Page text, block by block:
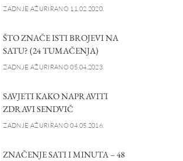
ZADNJE AŽURIRANO 11.02.2020.
ŠTO ZNAČE ISTI BROJEVI NA
SATU? (24 TUMAČENJA)
ZADNJE AŽURIRANO 05.04.2023.
SAVJETI KAKO NAPRAVITI
ZDRAVI SENDVIČ
ZADNJE AŽURIRANO 04.05.2016.
ZNAČENJE SATI I MINUTA – 48